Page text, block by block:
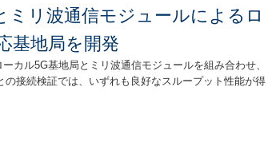
ミリ波通信モジュールによるロ
基地局を開発
カル5G基地局とミリ波通信モジュールを組み合わせ、
接続検証では、いずれも良好なスループット性能が得